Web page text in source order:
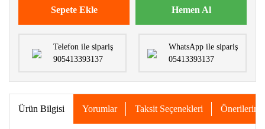
Sepete Ekle Hemen Al
Telefon ile sipariş
905413393137
WhatsApp ile sipariş
05413393137
Ürün Bilgisi Yorumlar Taksit Seçenekleri Önerileriniz